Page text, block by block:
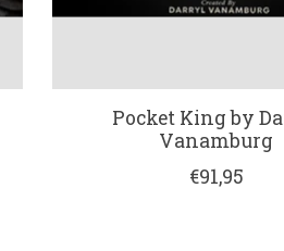
Pocket King by
Vanamburg
€91,95